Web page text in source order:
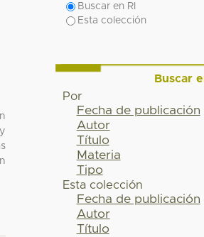
Buscar en RI
Esta colección
Buscar
Por
Fecha de publicación
Autor
Título
Materia
Tipo
Esta colección
Fecha de publicación
Autor
Título